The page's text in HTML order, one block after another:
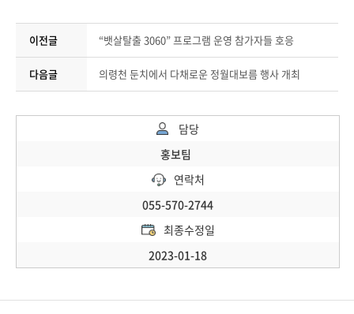
이전글 “뱃살탈출 3060” 프로그램 운영 참가자들 호응
다음글 의령천 둔치에서 다채로운 정월대보름 행사 개최
담당
홍보팀
연락처
055-570-2744
최종수정일
2023-01-18